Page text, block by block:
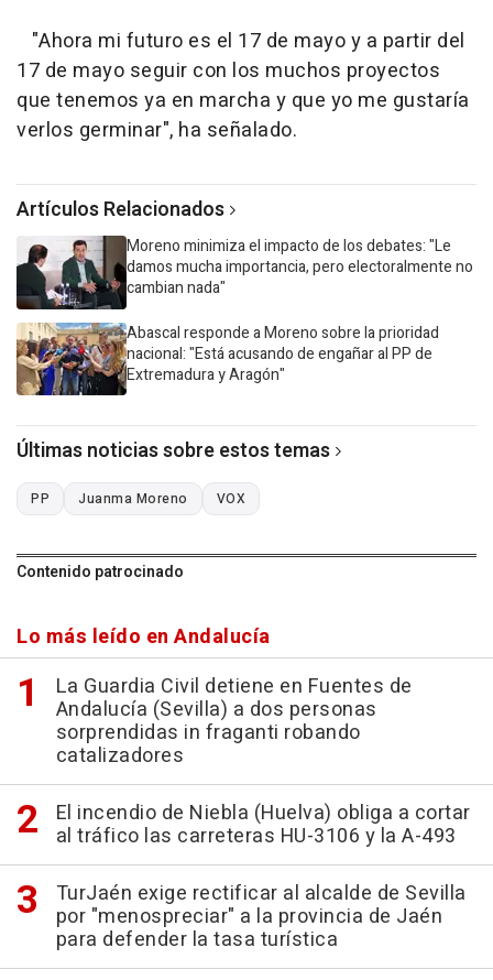
"Ahora mi futuro es el 17 de mayo y a partir del
17 de mayo seguir con los muchos proyectos
que tenemos ya en marcha y que yo me gustaría
verlos germinar", ha señalado.
Artículos Relacionados
Moreno minimiza el impacto de los debates: "Le
damos mucha importancia, pero electoralmente no
cambian nada"
Abascal responde a Moreno sobre la prioridad
nacional: "Está acusando de engañar al PP de
Extremadura y Aragón"
Últimas noticias sobre estos temas
PP Juanma Moreno VOX
Contenido patrocinado
Lo más leído en Andalucía
La Guardia Civil detiene en Fuentes de
Andalucía (Sevilla) a dos personas
sorprendidas in fraganti robando
catalizadores
El incendio de Niebla (Huelva) obliga a cortar
al tráfico las carreteras HU-3106 y la A-493
TurJaén exige rectificar al alcalde de Sevilla
por "menospreciar" a la provincia de Jaén
para defender la tasa turística